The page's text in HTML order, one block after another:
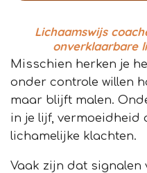
Lichaamswijs
onverklaarbare
Misschien herken je
onder controle willen
maar blijft malen.
in je lijf, vermoeidheid
lichamelijke klachten.
Vaak zijn dat signalen